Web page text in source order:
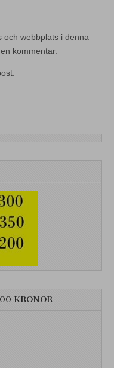
och webbplats i denna
kommentar.
KRONOR